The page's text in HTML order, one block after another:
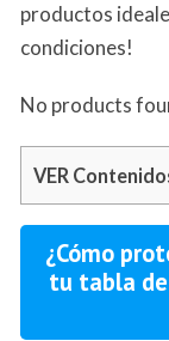
productos
condiciones!
No products
VER
¿Cómo
tu tabla de